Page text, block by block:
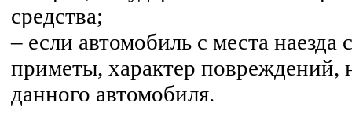
средства;
– если автомобиль с места наезда
приметы, характер повреждений,
данного автомобиля.